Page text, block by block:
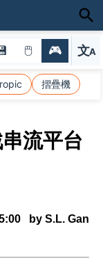
🖱 🎮 文A
選
摺疊機
流平台
by S.L. Gan